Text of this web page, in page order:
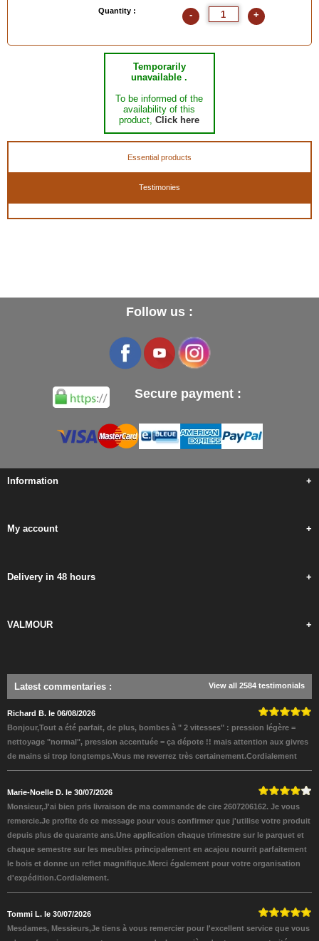
Quantity :
- +
Temporarily
unavailable .
To be informed of the
availability of this
product,Click here
Essential products
Testimonies
Follow us :
Secure payment :
Information +
My account +
Delivery in 48 hours +
VALMOUR +
Latest commentaries : View all 2584 testimonials
Richard B. le 06/08/2026
Bonjour,Tout a été parfait, de plus, bombes à " 2 vitesses" : pression légère =
nettoyage "normal", pression accentuée = ça dépote !! mais attention aux givres
de mains si trop longtemps.Vous me reverrez très certainement.Cordialement
Marie-Noelle D. le 30/07/2026
Monsieur,J'ai bien pris livraison de ma commande de cire 2607206162. Je vous
remercie.Je profite de ce message pour vous confirmer que j'utilise votre produit
depuis plus de quarante ans.Une application chaque trimestre sur le parquet et
chaque semestre sur les meubles principalement en acajou nourrit parfaitement
le bois et donne un reflet magnifique.Merci également pour votre organisation
d'expédition.Cordialement.
Tommi L. le 30/07/2026
Mesdames, Messieurs,Je tiens à vous remercier pour l'excellent service que vous